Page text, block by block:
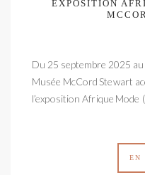
EXPOSITION
Du 25 septembre 2025
Musée McCord Stewart
l’exposition Afrique Mode
EN